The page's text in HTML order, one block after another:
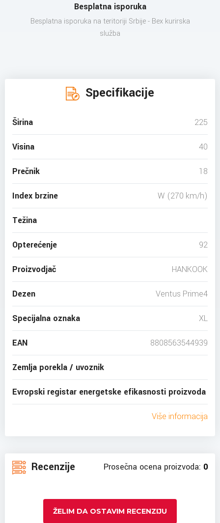
Besplatna isporuka
Besplatna isporuka na teritoriji Srbije - Bex kurirska
služba
Specifikacije
Širina 225
Visina 40
Prečnik 18
Index brzine W (270 km/h)
Težina
Opterećenje 92
Proizvodjač HANKOOK
Dezen Ventus Prime4
Specijalna oznaka XL
EAN 8808563544939
Zemlja porekla / uvoznik
Evropski registar energetske efikasnosti proizvoda
Više informacija
Recenzije Prosečna ocena proizvoda: 0
ŽELIM DA OSTAVIM RECENZIJU